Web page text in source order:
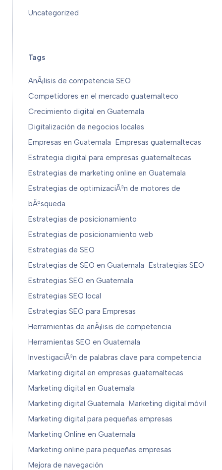
Uncategorized
Tags
AnÃ¡lisis de competencia SEO
Competidores en el mercado guatemalteco
Crecimiento digital en Guatemala
Digitalización de negocios locales
Empresas en Guatemala Empresas guatemaltecas
Estrategia digital para empresas guatemaltecas
Estrategias de marketing online en Guatemala
Estrategias de optimizaciÃ³n de motores de
bÃºsqueda
Estrategias de posicionamiento
Estrategias de posicionamiento web
Estrategias de SEO
Estrategias de SEO en Guatemala Estrategias SEO
Estrategias SEO en Guatemala
Estrategias SEO local
Estrategias SEO para Empresas
Herramientas de anÃ¡lisis de competencia
Herramientas SEO en Guatemala
InvestigaciÃ³n de palabras clave para competencia
Marketing digital en empresas guatemaltecas
Marketing digital en Guatemala
Marketing digital Guatemala Marketing digital móvil
Marketing digital para pequeñas empresas
Marketing Online en Guatemala
Marketing online para pequeñas empresas
Mejora de navegación